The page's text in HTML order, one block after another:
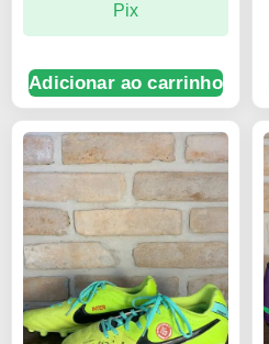
Pix
Adicionar ao carrinho